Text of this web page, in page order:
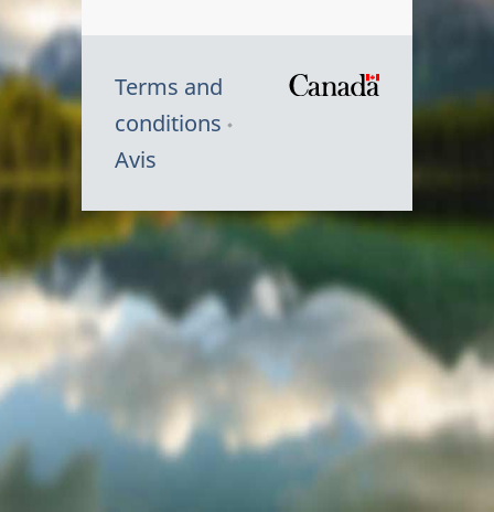
Terms and
conditions
Avis
Symbole
du